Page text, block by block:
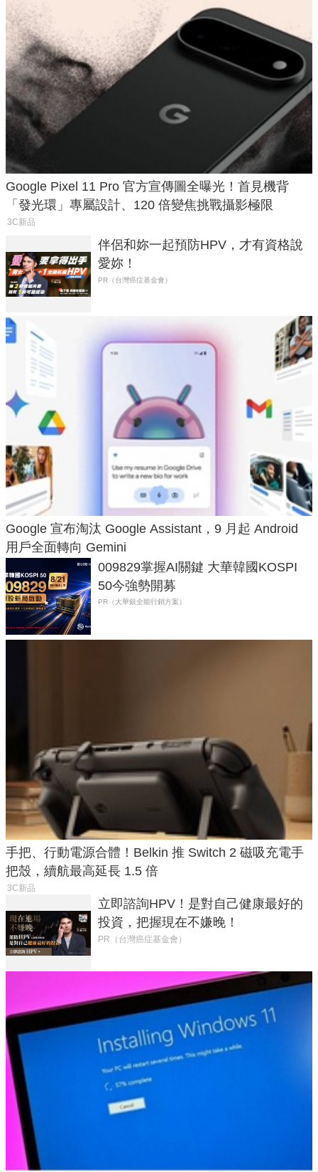
Google Pixel 11 Pro 官方宣傳圖全曝光！首見機背
「發光環」專屬設計、120 倍變焦挑戰攝影極限
3C新品
伴侶和妳一起預防HPV，才有資格說
愛妳！
PR（台灣癌症基金會）
Google 宣布淘汰 Google Assistant，9 月起 Android
用戶全面轉向 Gemini
009829掌握AI關鍵 大華韓國KOSPI
50今強勢開募
PR（大華銀全能行銷方案）
手把、行動電源合體！Belkin 推 Switch 2 磁吸充電手
把殼，續航最高延長 1.5 倍
3C新品
立即諮詢HPV！是對自己健康最好的
投資，把握現在不嫌晚！
PR（台灣癌症基金會）